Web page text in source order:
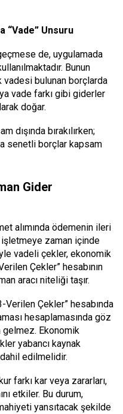
“Vade” Unsuru
de, uygulamada
Bunun
vadesi bulunan borçlarda
vade farkı gibi giderler
doğar.
dışında bırakılırken;
senetli borçlar kapsam
Gider
alımında ödemenin ileri
işletmeye zaman içinde
vadeli çekler, ekonomik
Çekler” hesabının
aracı niteliği taşır.
Verilen Çekler” hesabında
hesaplamasında göz
gelmez. Ekonomik
yabancı kaynak
edilmelidir.
farkı kar veya zararları,
etkiler. Bu durum,
yansıtacak şekilde